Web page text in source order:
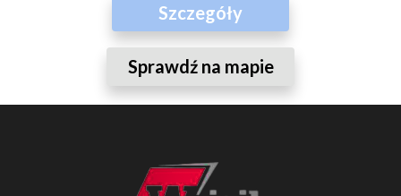
Szczegóły
Sprawdź na mapie